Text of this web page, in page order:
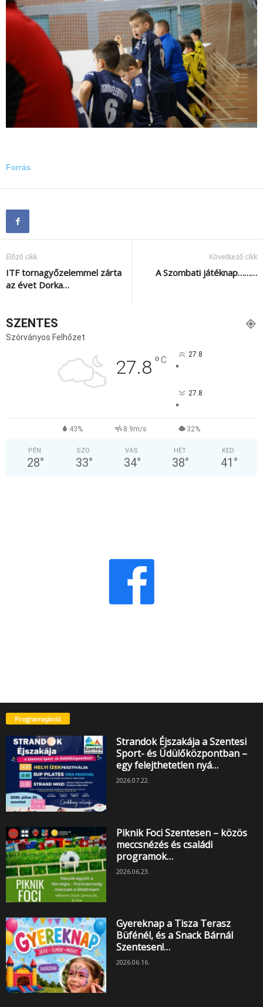
Forrás
Előző cikk
ITF tornagyőzelemmel zárta
az évet Dorka…
Következő cikk
A Szombati játéknap………
SZENTES
Szórványos Felhőzet
27.8°C 27.8
°
27.8
°
43% 8.9m/s 32%
PÉN
28°
SZO
33°
VAS
34°
HÉT
38°
KED
41 °
Programajánló
Strandok Éjszakája a Szentesi
Sport- és Üdülőközpontban –
egy felejthetetlen nyá…
2026.07.22.
Piknik Foci Szentesen – közös
meccsnézés és családi
programok…
2026.06.23.
Gyereknap a Tisza Terasz
Büfénél, és a Snack Bárnál
Szentesen!…
2026.06.16.